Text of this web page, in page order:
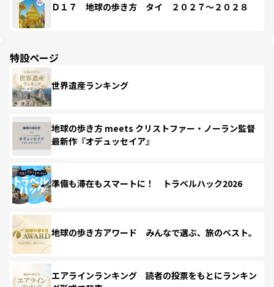
Ｄ１７ 地球の歩き方 タイ ２０２７～２０２８
特設ページ
世界遺産ランキング
地球の歩き方 meets クリストファー・ノーラン監督
最新作『オデュッセイア』
準備も滞在もスマートに！ トラベルハック2026
地球の歩き方アワード みんなで選ぶ、旅のベスト。
エアラインランキング 読者の投票をもとにランキン